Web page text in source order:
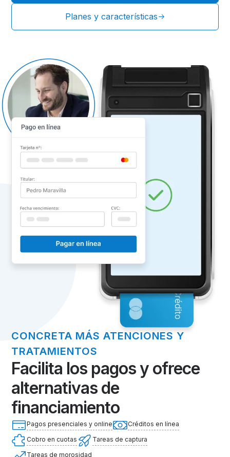
Planes y características
CONCRETA MÁS ATENCIONES Y
TRATAMIENTOS
Facilita los pagos y ofrece
alternativas de
financiamiento
Pagos presenciales y online
Créditos en línea
Cobro en cuotas
Tareas de captura
Tareas de morosidad